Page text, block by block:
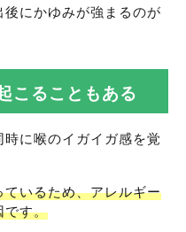
にかゆみが強まるのが
こることもある
に喉のイガイガ感を覚
いるため、アレルギー
です。